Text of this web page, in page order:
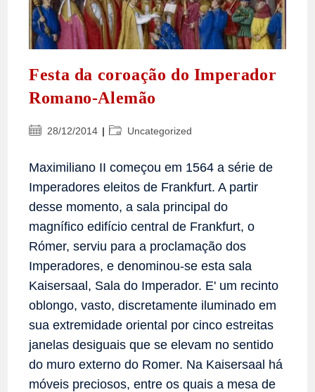
Festa da coroação do Imperador
Romano-Alemão
Post28/12/2014
Categoria
Uncategorized
Maximiliano II começou em 1564 a série de
Imperadores eleitos de Frankfurt. A partir
desse momento, a sala principal do
magnífico edifício central de Frankfurt, o
Rómer, serviu para a proclamação dos
Imperadores, e denominou-se esta sala
Kaisersaal, Sala do Imperador. E' um recinto
oblongo, vasto, discretamente iluminado em
sua extremidade oriental por cinco estreitas
janelas desiguais que se elevam no sentido
do muro externo do Romer. Na Kaisersaal há
móveis preciosos, entre os quais a mesa de